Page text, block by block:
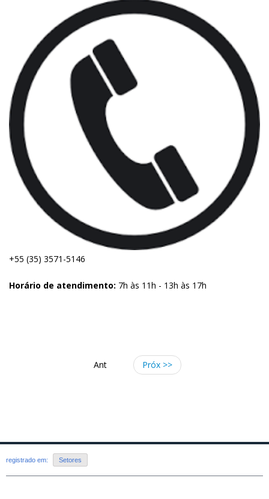
+55 (35) 3571-5146
Horário de atendimento: 7h às 11h - 13h às 17h
Ant Próx >>
registrado em: Setores